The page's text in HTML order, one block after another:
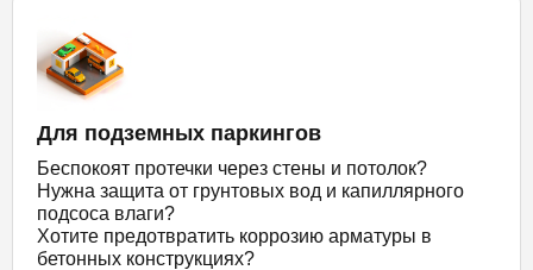
Для подземных паркингов
Беспокоят протечки через стены и потолок?
Нужна защита от грунтовых вод и капиллярного
подсоса влаги?
Хотите предотвратить коррозию арматуры в
бетонных конструкциях?